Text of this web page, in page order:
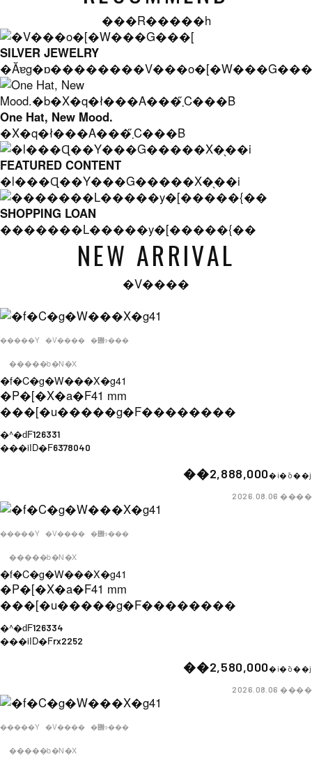
���R�����h
SILVER JEWELRY
One Hat, New Mood.
�X�q�ł���A���܂̋C���B
FEATURED CONTENT
�l���Ɋ��Y���G�����X�̖��i
SHOPPING LOAN
�������L�����y�[�����{��
NEW ARRIVAL
�V����
�����Y �V���� �݌ɂ���
�����b�N�X
�f�C�g�W���X�g41
�P�[�X�a�F41 mm
���[�u�����g�F��������
�^�ԁF126331
���iID�F6378040
��2,888,000�i�ō��j
2026.08.06����
�����Y �V���� �݌ɂ���
�����b�N�X
�f�C�g�W���X�g41
�P�[�X�a�F41 mm
���[�u�����g�F��������
�^�ԁF126334
���iID�Frx2252
��2,580,000�i�ō��j
2026.08.06����
�����Y �V���� �݌ɂ���
�����b�N�X